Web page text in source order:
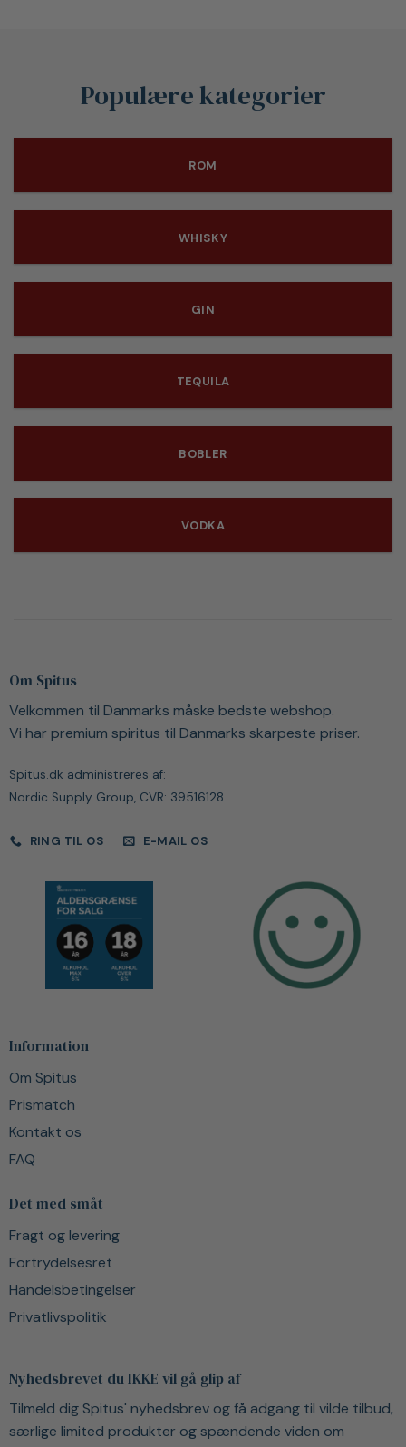
Populære kategorier
ROM
WHISKY
GIN
TEQUILA
BOBLER
VODKA
Om Spitus
Velkommen til Danmarks måske bedste webshop.
Vi har premium spiritus til Danmarks skarpeste priser.
Spitus.dk administreres af:
Nordic Supply Group, CVR: 39516128
RING TIL OS E-MAIL OS
Information
Om Spitus
Prismatch
Kontakt os
FAQ
Det med småt
Fragt og levering
Fortrydelsesret
Handelsbetingelser
Privatlivspolitik
Nyhedsbrevet du IKKE vil gå glip af
Tilmeld dig Spitus' nyhedsbrev og få adgang til vilde tilbud,
særlige limited produkter og spændende viden om